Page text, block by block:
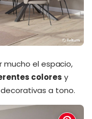
mucho el espacio,
colores y
a tono.